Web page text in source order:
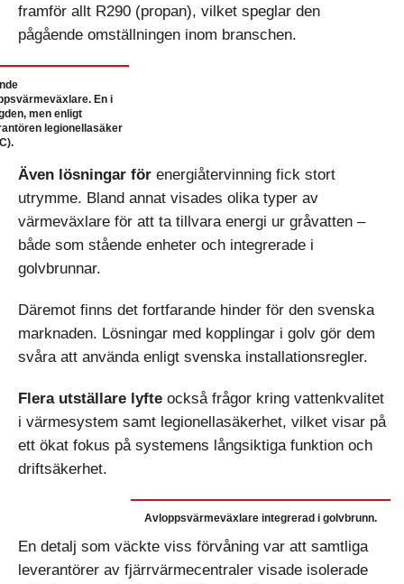
framför allt R290 (propan), vilket speglar den
pågående omställningen inom branschen.
En i
men enligt
legionellasäker
Även lösningar för energiåtervinning fick stort
utrymme. Bland annat visades olika typer av
värmeväxlare för att ta tillvara energi ur gråvatten –
både som stående enheter och integrerade i
golvbrunnar.
Däremot finns det fortfarande hinder för den svenska
marknaden. Lösningar med kopplingar i golv gör dem
svåra att använda enligt svenska installationsregler.
Flera utställare lyfte också frågor kring vattenkvalitet
i värmesystem samt legionellasäkerhet, vilket visar på
ett ökat fokus på systemens långsiktiga funktion och
driftsäkerhet.
Avloppsvärmeväxlare integrerad i golvbrunn.
En detalj som väckte viss förvåning var att samtliga
leverantörer av fjärrvärmecentraler visade isolerade